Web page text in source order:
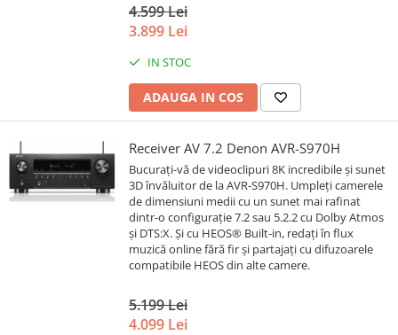
4.599 Lei
3.899 Lei
IN STOC
ADAUGA IN COS
Receiver AV 7.2 Denon AVR-S970H
Bucurați-vă de videoclipuri 8K incredibile și sunet
3D învăluitor de la AVR-S970H. Umpleți camerele
de dimensiuni medii cu un sunet mai rafinat
dintr-o configurație 7.2 sau 5.2.2 cu Dolby Atmos
și DTS:X. Și cu HEOS® Built-in, redați în flux
muzică online fără fir și partajați cu difuzoarele
compatibile HEOS din alte camere.
5.199 Lei
4.099 Lei